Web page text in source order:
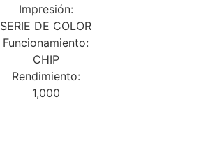
Impresión:
SERIE DE COLOR
Funcionamiento:
CHIP
Rendimiento:
1,000